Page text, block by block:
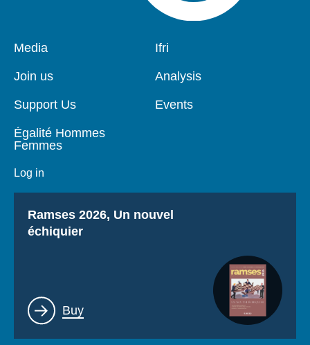
Pied
page
Media
Join us
Support Us
Égalité Hommes
Femmes
Log in
Navigation
Ifri
Analysis
Events
Titre
Ramses 2026, Un nouvel
échiquier
Lien
Buy